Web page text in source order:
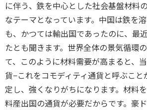
に伴う、鉄を中心とした社会基盤材料
なテーマとなっています。中国は鉄を
も、かつては輸出国であったのに、最
たとも聞きます。世界全体の景気循環
て、このように材料需要が高まると、
貨−これをコモディティ通貨と呼ぶこ
定し、強くなりがちになります。材料
料産出国の通貨が必要だからです。豪